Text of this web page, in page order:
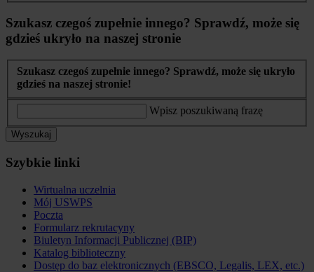
Szukasz czegoś zupełnie innego? Sprawdź, może się
gdzieś ukryło na naszej stronie
Szukasz czegoś zupełnie innego? Sprawdź, może się ukryło
gdzieś na naszej stronie!
Wpisz poszukiwaną frazę
Wyszukaj
Szybkie linki
Wirtualna uczelnia
Mój USWPS
Poczta
Formularz rekrutacyny
Biuletyn Informacji Publicznej (BIP)
Katalog biblioteczny
Dostęp do baz elektronicznych (EBSCO, Legalis, LEX, etc.)